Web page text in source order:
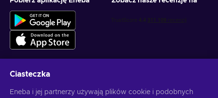
Ciasteczka
Eneba i jej partnerzy używają plików cookie i podobnych